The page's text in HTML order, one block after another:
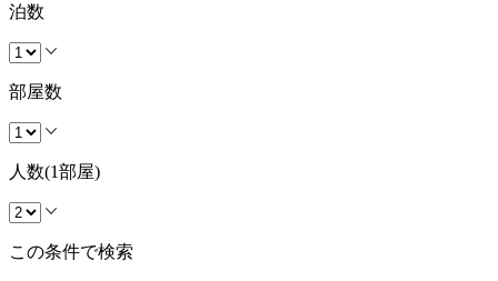
泊数
部屋数
人数(1部屋)
この条件で検索